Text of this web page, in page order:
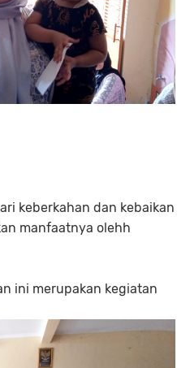
keberkahan dan kebaikan
manfaatnya olehh
ini merupakan kegiatan